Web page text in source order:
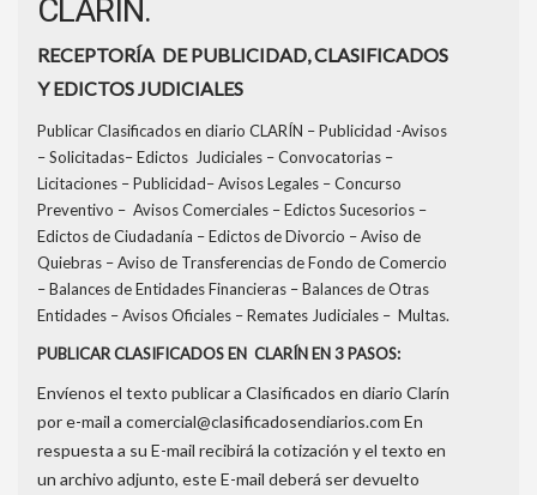
CLARÍN.
RECEPTORÍA DE PUBLICIDAD, CLASIFICADOS
Y EDICTOS JUDICIALES
Publicar Clasificados en diario CLARÍN – Publicidad -Avisos
– Solicitadas– Edictos Judiciales – Convocatorias –
Licitaciones – Publicidad– Avisos Legales – Concurso
Preventivo – Avisos Comerciales – Edictos Sucesorios –
Edictos de Ciudadanía – Edictos de Divorcio – Aviso de
Quiebras – Aviso de Transferencias de Fondo de Comercio
– Balances de Entidades Financieras – Balances de Otras
Entidades – Avisos Oficiales – Remates Judiciales – Multas.
PUBLICAR CLASIFICADOS EN CLARÍN EN 3 PASOS:
Envíenos el texto publicar a Clasificados en diario Clarín
por e-mail a comercial@clasificadosendiarios.com En
respuesta a su E-mail recibirá la cotización y el texto en
un archivo adjunto, este E-mail deberá ser devuelto